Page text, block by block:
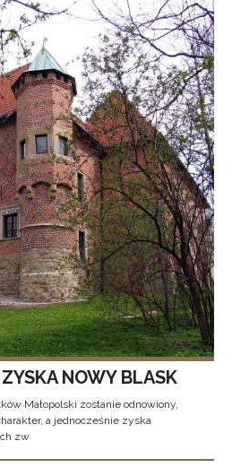
NOWY BLASK
Małopolski zostanie odnowiony,
a jednocześnie zyska
zw